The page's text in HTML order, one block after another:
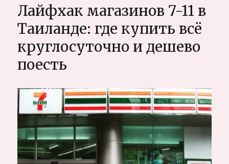
для
здоровья
и
головы.
Лайфхак магазинов 7-11 в
Таиланде: где купить всё
круглосуточно и дешево
поесть